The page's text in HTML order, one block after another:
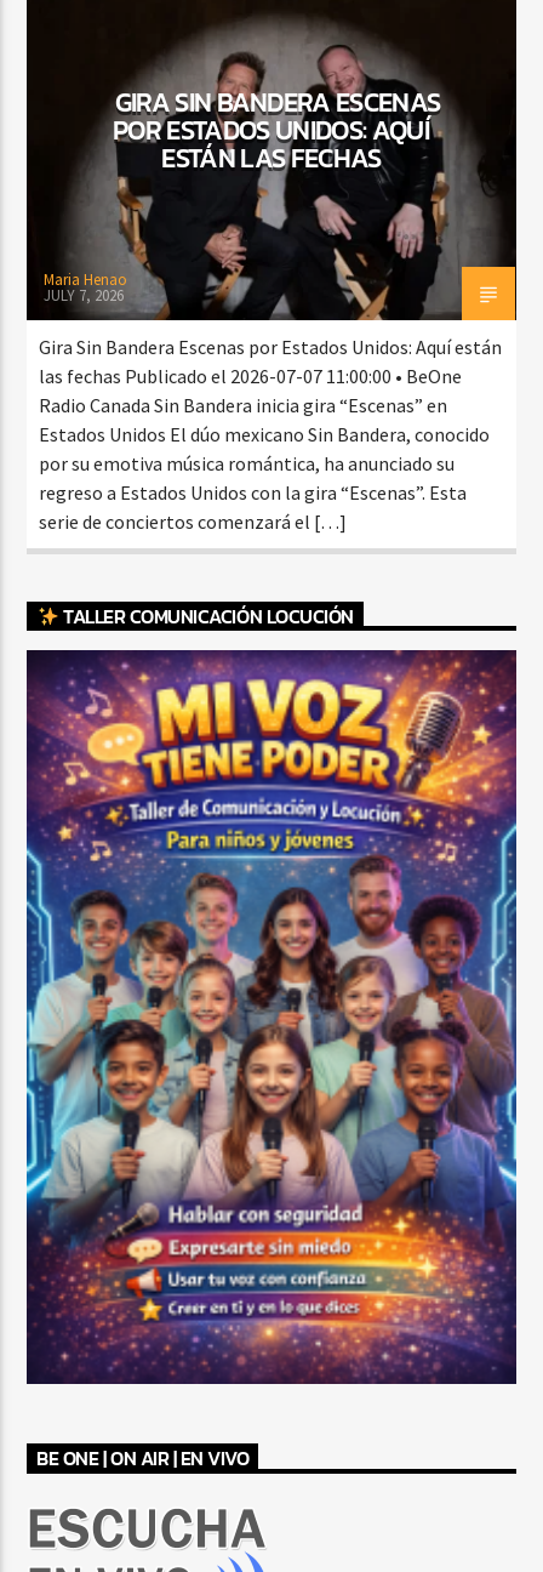
GIRA SIN BANDERA ESCENAS
POR ESTADOS UNIDOS: AQUÍ
ESTÁN LAS FECHAS
Maria Henao
JULY 7, 2026
Gira Sin Bandera Escenas por Estados Unidos: Aquí están
las fechas Publicado el 2026-07-07 11:00:00 • BeOne
Radio Canada Sin Bandera inicia gira “Escenas” en
Estados Unidos El dúo mexicano Sin Bandera, conocido
por su emotiva música romántica, ha anunciado su
regreso a Estados Unidos con la gira “Escenas”. Esta
serie de conciertos comenzará el […]
TALLER COMUNICACIÓN LOCUCIÓN
BE ONE | ON AIR | EN VIVO